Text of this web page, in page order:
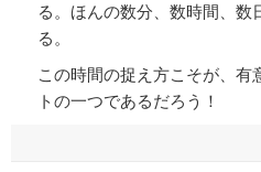
る。ほんの数分、数時間、数
る。
この時間の捉え方こそが、有
トの一つであるだろう！